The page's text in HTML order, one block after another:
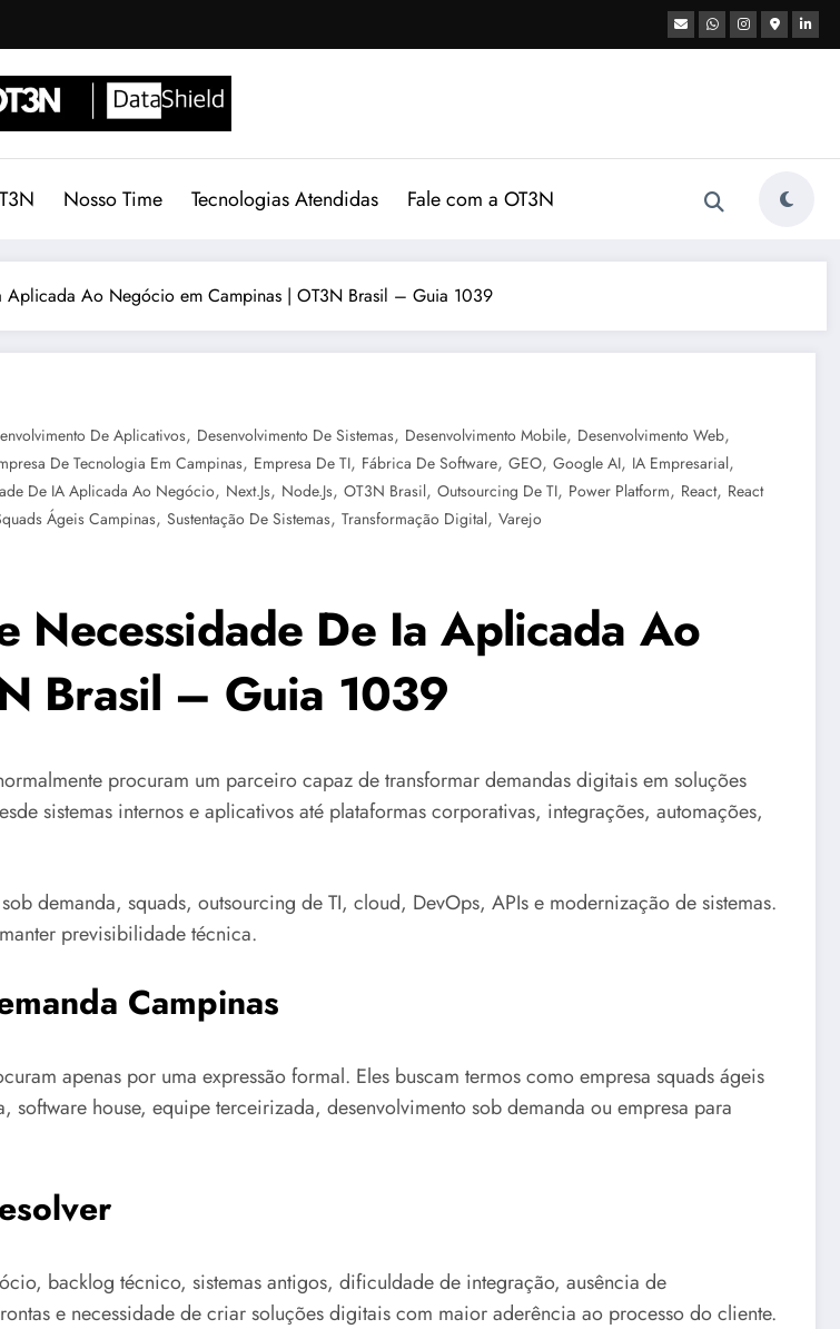
Nosso Time Tecnologias Atendidas Fale com a OT3N
Aplicada Ao Negócio em Campinas | OT3N Brasil – Guia 1039
De Aplicativos, Desenvolvimento De Sistemas, Desenvolvimento Mobile, Desenvolvimento Web,
De Tecnologia Em Campinas, Empresa De TI, Fábrica De Software, GEO, Google AI, IA Empresarial,
De IA Aplicada Ao Negócio, Next.js, Node.js, OT3N Brasil, Outsourcing De TI, Power Platform, React, React
Ágeis Campinas, Sustentação De Sistemas, Transformação Digital, Varejo
Necessidade De Ia Aplicada Ao
Brasil – Guia 1039
procuram um parceiro capaz de transformar demandas digitais em soluções
sistemas internos e aplicativos até plataformas corporativas, integrações, automações,
demanda, squads, outsourcing de TI, cloud, DevOps, APIs e modernização de sistemas.
previsibilidade técnica.
Campinas
apenas por uma expressão formal. Eles buscam termos como empresa squads ágeis
house, equipe terceirizada, desenvolvimento sob demanda ou empresa para
backlog técnico, sistemas antigos, dificuldade de integração, ausência de
e necessidade de criar soluções digitais com maior aderência ao processo do cliente.